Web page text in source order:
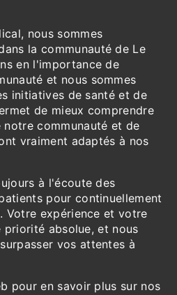
nous sommes
la communauté de Le
en l'importance de
et nous sommes
initiatives de santé et de
de mieux comprendre
notre communauté et de
vraiment adaptés à nos
à l'écoute des
pour continuellement
Votre expérience et votre
absolue, et nous
vos attentes à
pour en savoir plus sur nos